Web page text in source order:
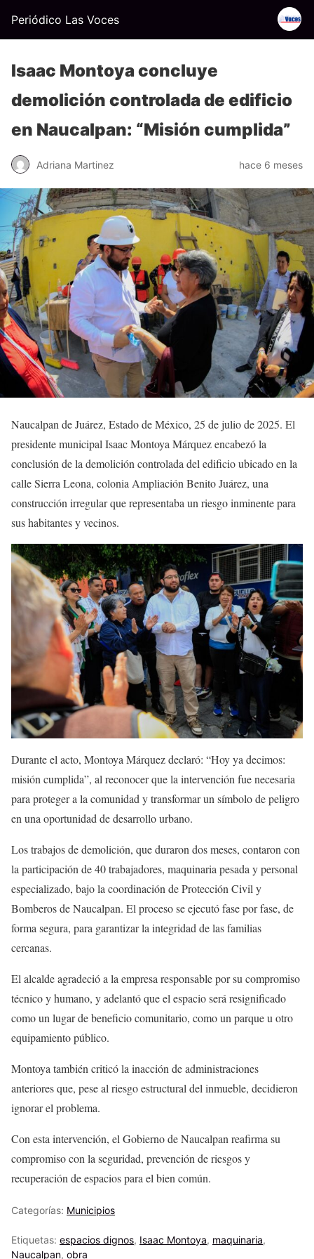
Periódico Las Voces
Isaac Montoya concluye
demolición controlada de edificio
en Naucalpan: “Misión cumplida”
Adriana Martinez hace 6 meses
Naucalpan de Juárez, Estado de México, 25 de julio de 2025. El
presidente municipal Isaac Montoya Márquez encabezó la
conclusión de la demolición controlada del edificio ubicado en la
calle Sierra Leona, colonia Ampliación Benito Juárez, una
construcción irregular que representaba un riesgo inminente para
sus habitantes y vecinos.
Durante el acto, Montoya Márquez declaró: “Hoy ya decimos:
misión cumplida”, al reconocer que la intervención fue necesaria
para proteger a la comunidad y transformar un símbolo de peligro
en una oportunidad de desarrollo urbano.
Los trabajos de demolición, que duraron dos meses, contaron con
la participación de 40 trabajadores, maquinaria pesada y personal
especializado, bajo la coordinación de Protección Civil y
Bomberos de Naucalpan. El proceso se ejecutó fase por fase, de
forma segura, para garantizar la integridad de las familias
cercanas.
El alcalde agradeció a la empresa responsable por su compromiso
técnico y humano, y adelantó que el espacio será resignificado
como un lugar de beneficio comunitario, como un parque u otro
equipamiento público.
Montoya también criticó la inacción de administraciones
anteriores que, pese al riesgo estructural del inmueble, decidieron
ignorar el problema.
Con esta intervención, el Gobierno de Naucalpan reafirma su
compromiso con la seguridad, prevención de riesgos y
recuperación de espacios para el bien común.
Categorías: Municipios
Etiquetas: espacios dignos, Isaac Montoya, maquinaria,
Naucalpan, obra